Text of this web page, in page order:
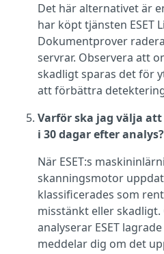
Det här alternativet är
har köpt tjänsten ESET
Dokumentprover
servrar. Observera att
skadligt sparas det för
att förbättra
Varför ska jag välja att
i 30 dagar efter analys?
När ESET:s
skanningsmotor
klassificerades som
misstänkt eller
analyserar ESET
meddelar dig om det